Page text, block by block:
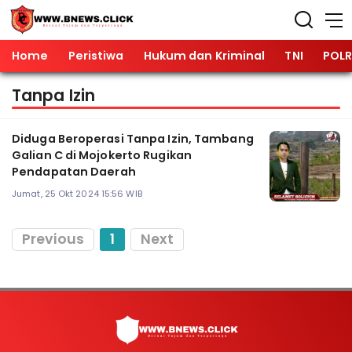
Home Peristiwa Hukum dan Kriminal TNI
Tanpa Izin
Diduga Beroperasi Tanpa Izin, Tambang
Galian C di Mojokerto Rugikan
Pendapatan Daerah
Jumat, 25 Okt 2024 15:56 WIB
Previous 1 Next